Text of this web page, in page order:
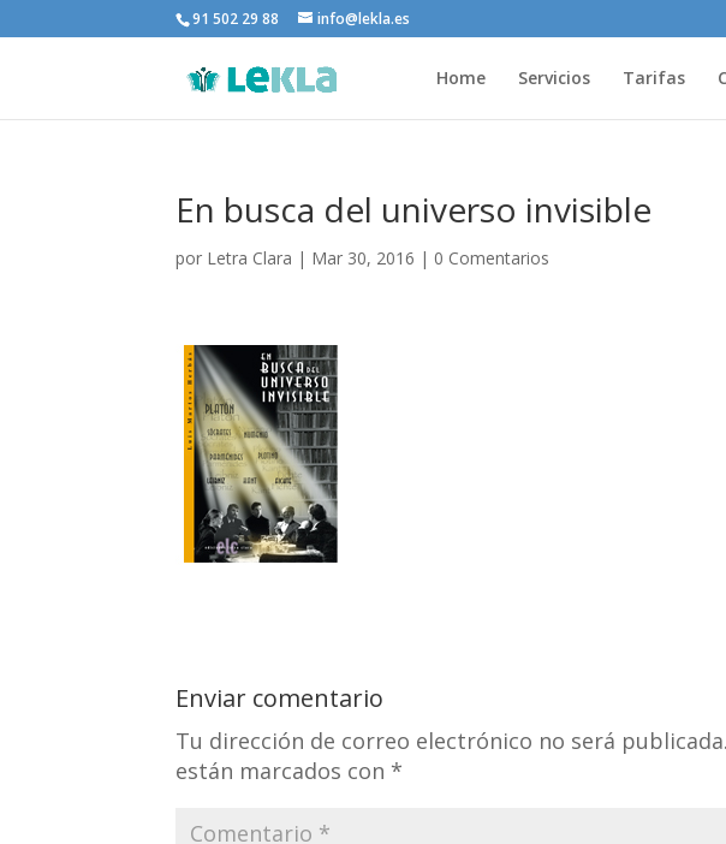
91 502 29 88 info@lekla.es
Home Servicios Tarifas
En busca del universo invisible
por Letra Clara | Mar 30, 2016 | 0 Comentarios
Enviar comentario
Tu dirección de correo electrónico no será publicada.
están marcados con *